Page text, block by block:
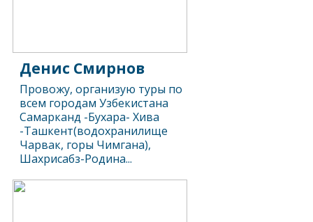
Денис Смирнов
Провожу, организую туры по
всем городам Узбекистана
Самарканд -Бухара- Хива
-Ташкент(водохранилище
Чарвак, горы Чимгана),
Шахрисабз-Родина...